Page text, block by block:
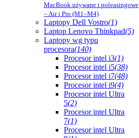
MacBook używane i poleasingowe
– Air i Pro (M1–M4)
Laptopy Dell Vostro(1)
Laptop Lenovo Thinkpad(5)
Laptopy wg typu
procesora(140)
Procesor intel i3(1)
Procesor intel i5(38)
Procesor intel i7(48)
Procesor intel i9(4)
Procesor intel Ultra
5(2)
Procesor intel Ultra
7(1)
Procesor intel Ultra